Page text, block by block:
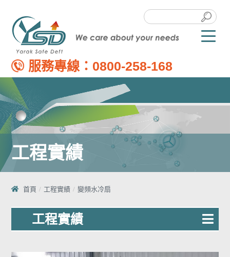
服務專線： 0800-258-168
工程實績
首頁 工程實績 變頻水冷扇
工程實績